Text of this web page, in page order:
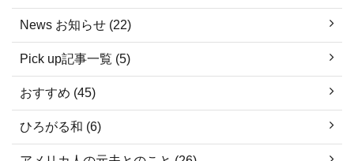
News お知らせ (22)
Pick up記事一覧 (5)
おすすめ (45)
ひろがる和 (6)